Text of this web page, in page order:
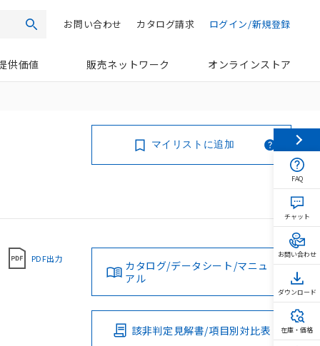
検索 ログイン/新規登録
カタログ請求
お問い合わせ
供価値 販売ネットワーク オンラインストア
マイリストに追加
PDF出力
カタログ/データシート/マニュ
アル
該非判定見解書/項目別対比表
FAQ
チャット
お問い合わせ
ダウンロード
在庫・価格